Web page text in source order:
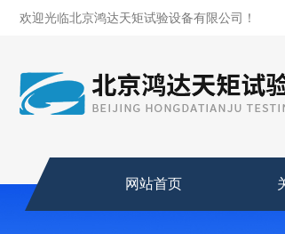
欢迎光临北京鸿达天矩试验设备有限公司！
网站首页